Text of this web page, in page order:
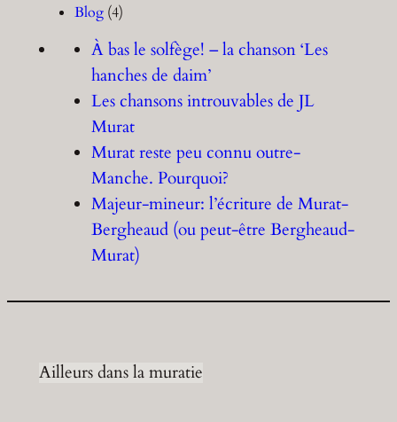
Blog(4)
À bas le solfège! – la chanson ‘Les
hanches de daim’
Les chansons introuvables de JL
Murat
Murat reste peu connu outre-
Manche. Pourquoi?
Majeur-mineur: l’écriture de Murat-
Bergheaud (ou peut-être Bergheaud-
Murat)
Ailleurs dans la muratie